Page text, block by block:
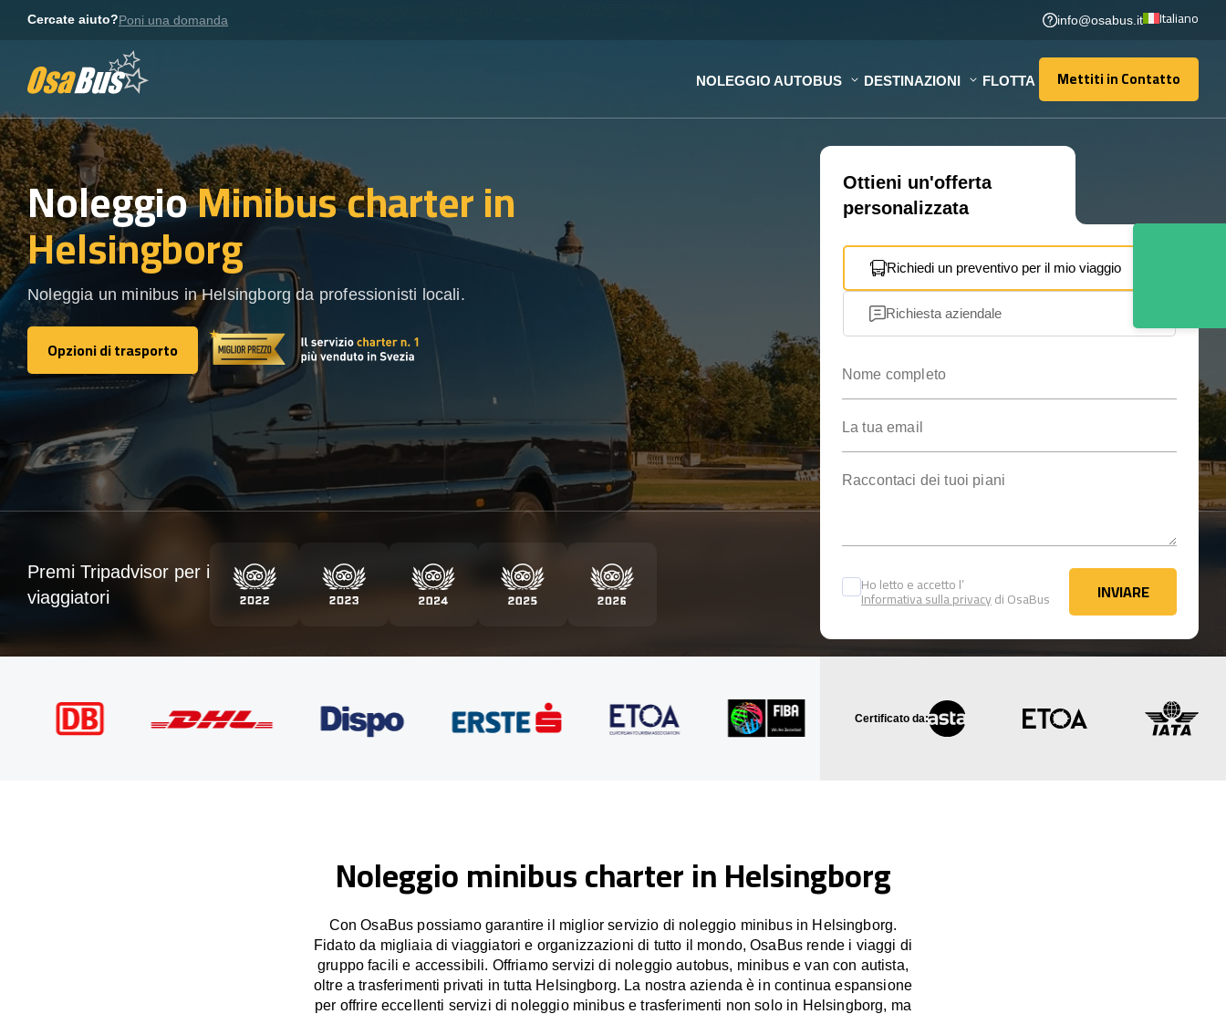
Cercate aiuto?Poni una domanda info@osabus.it Italiano
NOLEGGIO AUTOBUS DESTINAZIONI FLOTTA Mettiti in Contatto
Mettiti in Contatto
NoleggioMinibus charterin
Helsingborg
Noleggia un minibus in Helsingborg da professionisti locali.
Opzioni di trasporto
Opzioni di trasporto
Ottieni un'offerta
personalizzata
Richiedi un preventivo per il mio viaggio
Richiesta aziendale
Ho letto e accetto l’
Informativa sulla privacydi OsaBus INVIARE
INVIARE
Premi Tripadvisor per i
viaggiatori
Certificato da:
Noleggio minibus charter in Helsingborg
Con OsaBus possiamo garantire il miglior servizio di noleggio minibus in Helsingborg.
Fidato da migliaia di viaggiatori e organizzazioni di tutto il mondo, OsaBus rende i viaggi di
gruppo facili e accessibili. Offriamo servizi di noleggio autobus, minibus e van con autista,
oltre a trasferimenti privati in tutta Helsingborg. La nostra azienda è in continua espansione
per offrire eccellenti servizi di noleggio minibus e trasferimenti non solo in Helsingborg, ma